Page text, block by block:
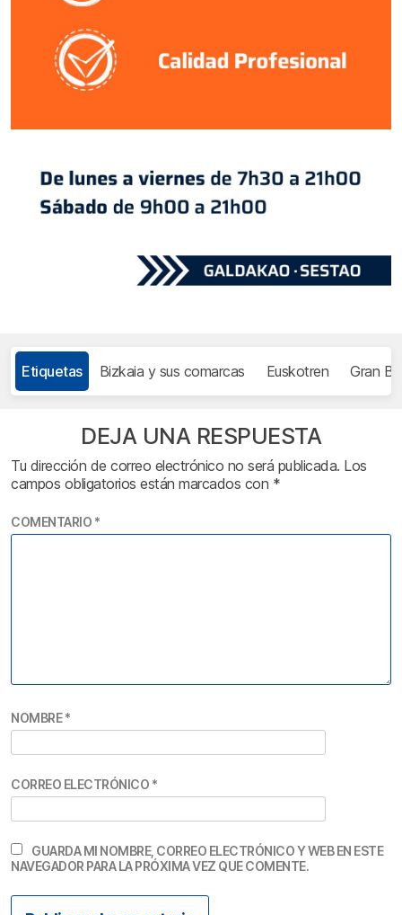
Etiquetas Bizkaia y sus comarcas Euskotren Gran
DEJA UNA RESPUESTA
Tu dirección de correo electrónico no será publicada. Los
campos obligatorios están marcados con *
COMENTARIO *
NOMBRE*
CORREO ELECTRÓNICO *
GUARDA MI NOMBRE, CORREO ELECTRÓNICO Y WEB EN ESTE
NAVEGADOR PARA LA PRÓXIMA VEZ QUE COMENTE.